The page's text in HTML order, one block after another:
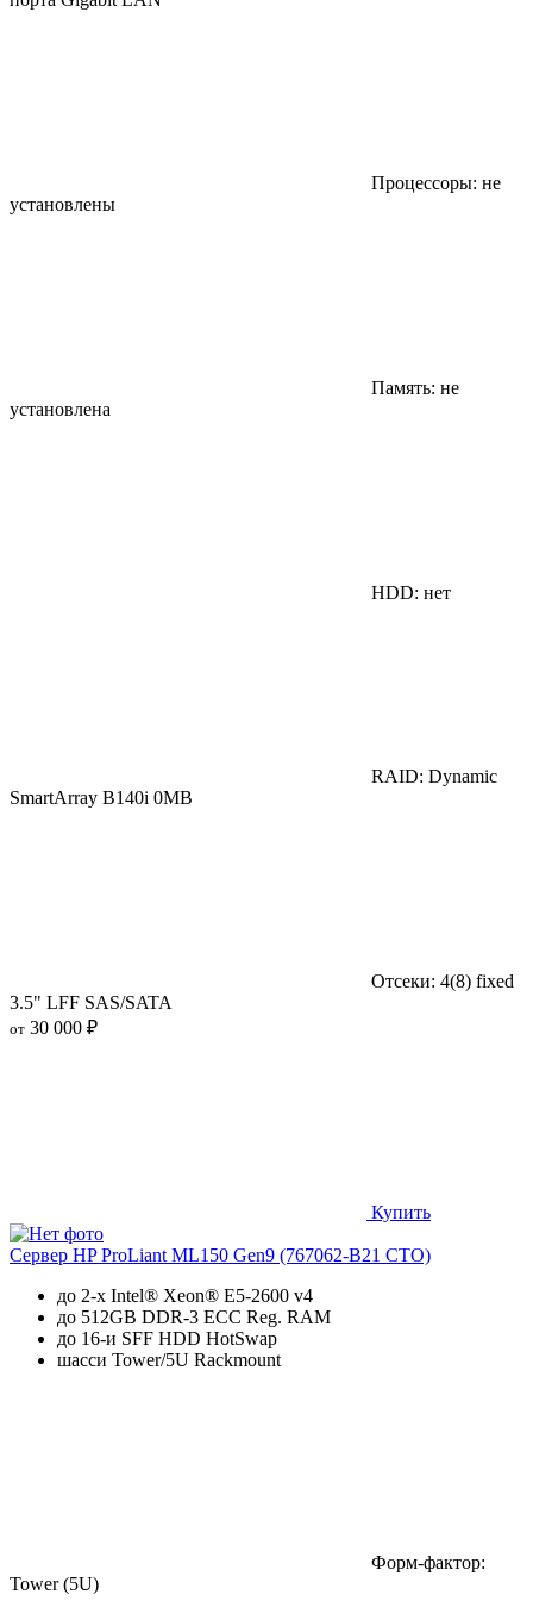
Процессоры: не
установлены
Память: не
установлена
HDD: нет
RAID: Dynamic
SmartArray B140i 0MB
Отсеки: 4(8) fixed
3.5" LFF SAS/SATA
от 30 000 ₽
Купить
Сервер HP ProLiant ML150 Gen9 (767062-B21 CTO)
до 2-х Intel® Xeon® E5-2600 v4
до 512GB DDR-3 ECC Reg. RAM
до 16-и SFF HDD HotSwap
шасси Tower/5U Rackmount
Форм-фактор:
Tower (5U)